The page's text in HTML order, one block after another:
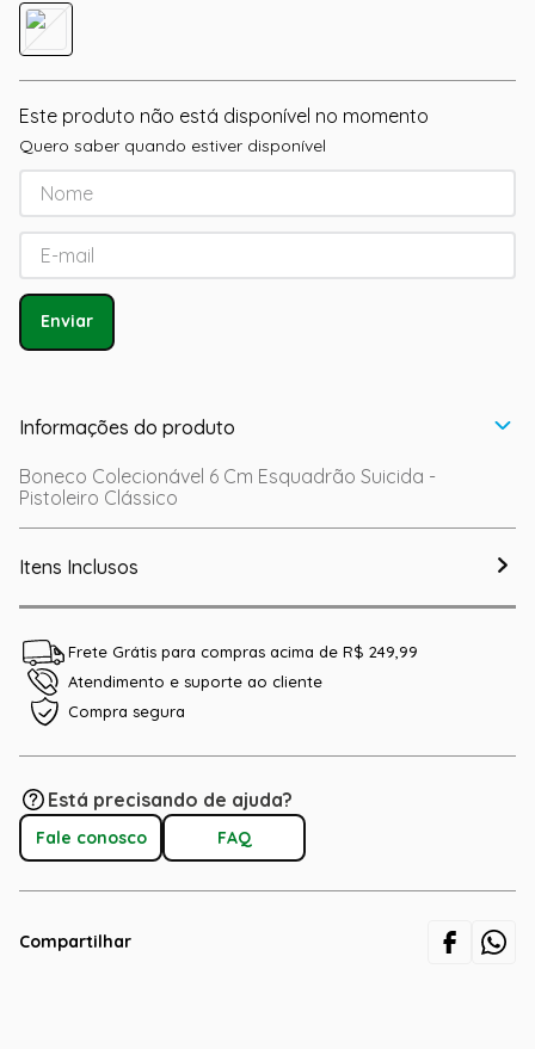
Este produto não está disponível no momento
Quero saber quando estiver disponível
Enviar
Informações do produto
Boneco Colecionável 6 Cm Esquadrão Suicida -
Pistoleiro Clássico
Itens Inclusos
Frete Grátis para compras acima de R$ 249,99
Atendimento e suporte ao cliente
Compra segura
Está precisando de ajuda?
Fale conosco FAQ
Compartilhar